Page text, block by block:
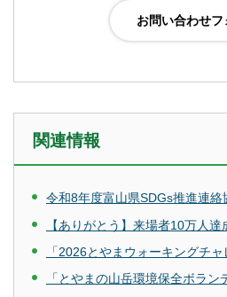
関連情報
令和8年度富山県SDGs推進連絡
【ありがとう】来場者10万人達
「2026とやまウォーキングチャ
「とやまの山岳環境保全ボラン